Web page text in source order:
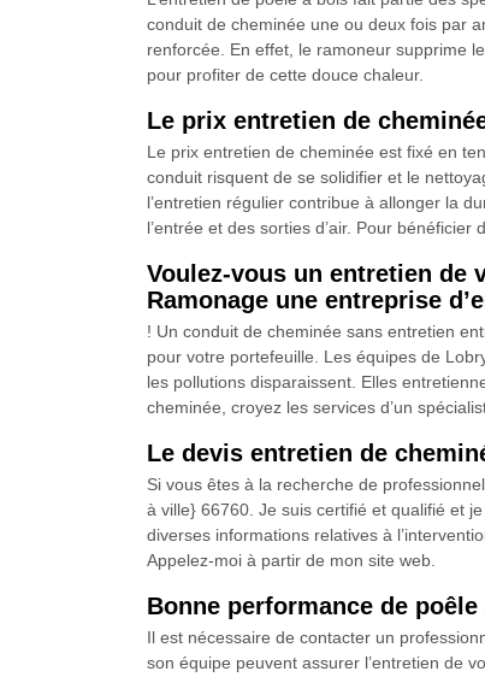
conduit de cheminée une ou deux fois par
renforcée. En effet, le ramoneur supprime
pour profiter de cette douce chaleur.
Le prix entretien de
Le prix entretien de cheminée est fixé en
conduit risquent de se solidifier et le
l’entretien régulier contribue à allonger la
l’entrée et des sorties d’air. Pour bénéficier
Voulez-vous un entretien de
Ramonage une entreprise
! Un conduit de cheminée sans entretien
pour votre portefeuille. Les équipes de
les pollutions disparaissent. Elles
cheminée, croyez les services d’un
Le devis entretien de
Si vous êtes à la recherche de
à ville} 66760. Je suis certifié et qualifié et
diverses informations relatives à
Appelez-moi à partir de mon site web.
Bonne performance de
Il est nécessaire de contacter un
son équipe peuvent assurer l’entretien de